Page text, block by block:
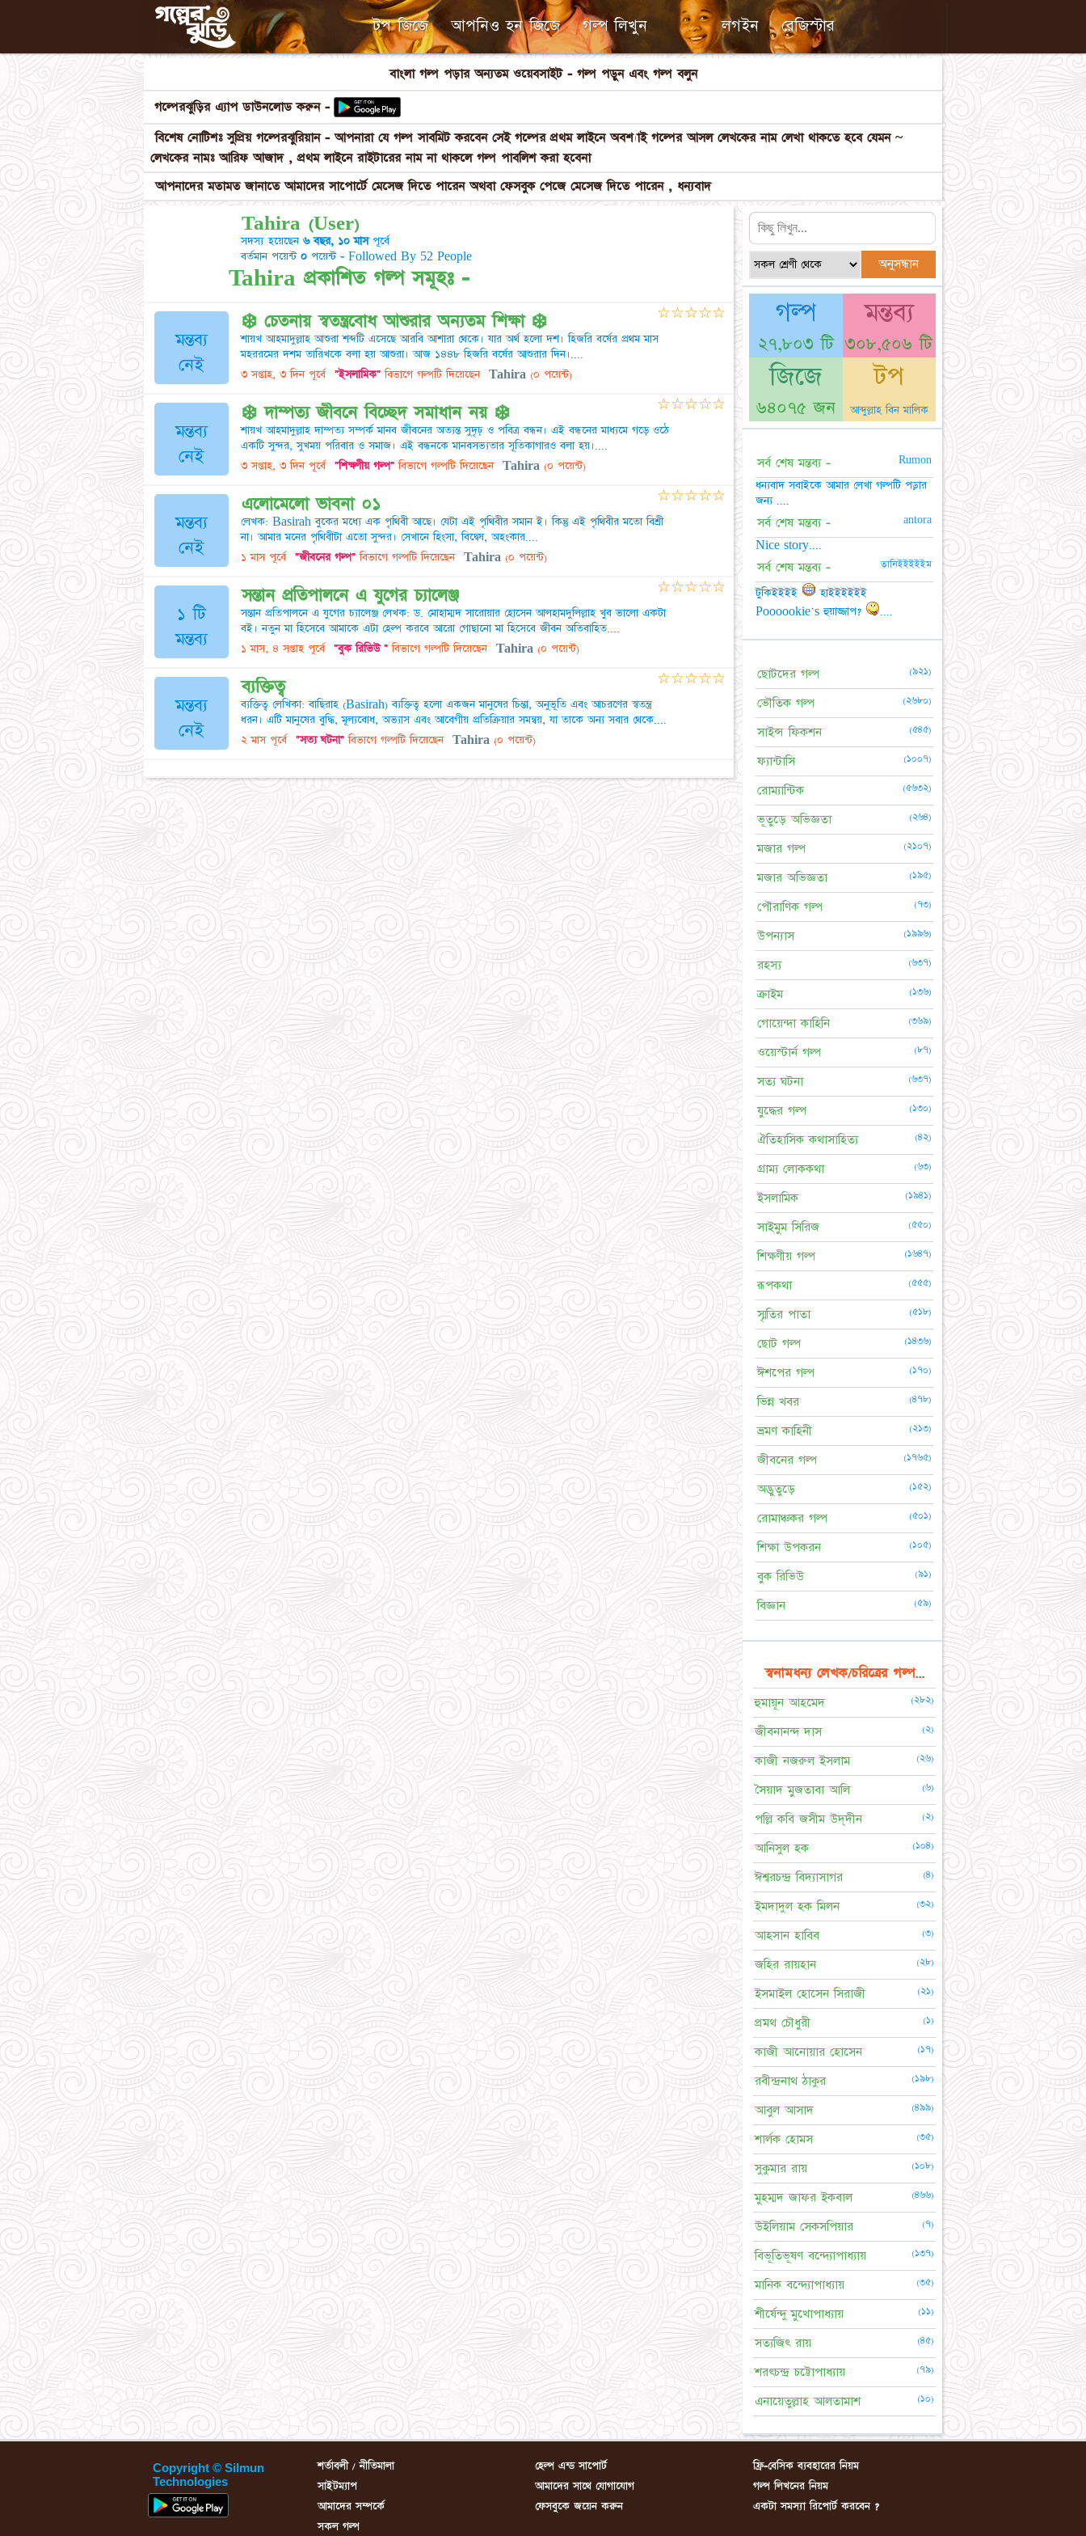
টপ জিজে আপনিও হন জিজে গল্প লিখুন লগইন রেজিস্টার
বাংলা গল্প পড়ার অন্যতম ওয়েবসাইট - গল্প পড়ুন এবং গল্প বলুন
গল্পেরঝুড়ির এ্যাপ ডাউনলোড করুন -
বিশেষ নোটিশঃ সুপ্রিয় গল্পেরঝুরিয়ান - আপনারা যে গল্প সাবমিট করবেন সেই গল্পের প্রথম লাইনে অবশ্যাই গল্পের আসল লেখকের নাম লেখা থাকতে হবে যেমন ~
লেখকের নামঃ আরিফ আজাদ , প্রথম লাইনে রাইটারের নাম না থাকলে গল্প পাবলিশ করা হবেনা
আপনাদের মতামত জানাতে আমাদের সাপোর্টে মেসেজ দিতে পারেন অথবা ফেসবুক পেজে মেসেজ দিতে পারেন , ধন্যবাদ
Tahira (User)
সদস্য হয়েছেন ৬ বছর, ১০ মাসপূর্বে
বর্তমান পয়েন্ট ০পয়েন্ট - Followed By 52 People
Tahira প্রকাশিত গল্প সমূহঃ -
মন্তব্য
নেই
❄️ চেতনায় স্বতন্ত্রবোধ আশুরার অন্যতম শিক্ষা ❄️
শায়খ আহমাদুল্লাহ আশুরা শব্দটি এসেছে আরবি আশারা থেকে। যার অর্থ হলো দশ। হিজরি বর্ষের প্রথম মাস
মহররমের দশম তারিখকে বলা হয় আশুরা। আজ ১৪৪৮ হিজরি বর্ষের আশুরার দিন।....
৩ সপ্তাহ, ৩ দিন পূর্বে "ইসলামিক"বিভাগে গল্পটি দিয়েছেন Tahira(০ পয়েন্ট)
☆☆☆☆☆
মন্তব্য
নেই
❄️ দাম্পত্য জীবনে বিচ্ছেদ সমাধান নয় ❄️
শায়খ আহমাদুল্লাহ দাম্পত্য সম্পর্ক মানব জীবনের অত্যন্ত সুদৃঢ় ও পবিত্র বন্ধন। এই বন্ধনের মাধ্যমে গড়ে ওঠে
একটি সুন্দর, সুখময় পরিবার ও সমাজ। এই বন্ধনকে মানবসভ্যতার সূতিকাগারও বলা হয়।....
৩ সপ্তাহ, ৩ দিন পূর্বে "শিক্ষণীয় গল্প"বিভাগে গল্পটি দিয়েছেন Tahira(০ পয়েন্ট)
☆☆☆☆☆
মন্তব্য
নেই
এলোমেলো ভাবনা ০১
লেখক: Basirah বুকের মধ্যে এক পৃথিবী আছে। যেটা এই পৃথিবীর সমান ই। কিন্তু এই পৃথিবীর মতো বিশ্রী
না। আমার মনের পৃথিবীটা এতো সুন্দর। সেখানে হিংসা, বিদ্বেষ, অহংকার....
১ মাস পূর্বে "জীবনের গল্প"বিভাগে গল্পটি দিয়েছেন Tahira(০ পয়েন্ট)
☆☆☆☆☆
১ টি
মন্তব্য
সন্তান প্রতিপালনে এ যুগের চ্যালেঞ্জ
সন্তান প্রতিপালনে এ যুগের চ্যালেঞ্জ লেখক: ড. মোহাম্মদ সারোয়ার হোসেন আলহামদুলিল্লাহ খুব ভালো একটা
বই। নতুন মা হিসেবে আমাকে এটা হেল্প করবে আরো গোছানো মা হিসেবে জীবন অতিবাহিত....
১ মাস, ৪ সপ্তাহ পূর্বে "বুক রিভিউ "বিভাগে গল্পটি দিয়েছেন Tahira(০ পয়েন্ট)
☆☆☆☆☆
মন্তব্য
নেই
ব্যক্তিত্ব
ব্যক্তিত্ব লেখিকা: বাছিরাহ (Basirah) ব্যক্তিত্ব হলো একজন মানুষের চিন্তা, অনুভূতি এবং আচরণের স্বতন্ত্র
ধরন। এটি মানুষের বুদ্ধি, মূল্যবোধ, অভ্যাস এবং আবেগীয় প্রতিক্রিয়ার সমন্বয়, যা তাকে অন্য সবার থেকে....
২ মাস পূর্বে "সত্য ঘটনা"বিভাগে গল্পটি দিয়েছেন Tahira(০ পয়েন্ট)
☆☆☆☆☆
গল্প
২৭,৮০৩ টি
মন্তব্য
৩০৮,৫০৬ টি
জিজে
৬৪০৭৫ জন
টপ
আব্দুল্লাহ বিন মালিক
সর্ব শেষ মন্তব্য - Rumon
ধন্যবাদ সবাইকে আমার লেখা গল্পটি পড়ার
জন্য ....
সর্ব শেষ মন্তব্য - antora
Nice story....
সর্ব শেষ মন্তব্য - তানিইইইইইম
টুকিইইইই
হাইইইইইই
Poooookie's হুয়াজ্জাপ?
....
ছোটদের গল্প (৯২১)
ভৌতিক গল্প (২৬৮০)
সাইন্স ফিকশন (৫৪৫)
ফ্যান্টাসি (১০০৭)
রোম্যান্টিক (৫৬৩২)
ভূতুড়ে অভিজ্ঞতা (২৬৪)
মজার গল্প (২১০৭)
মজার অভিজ্ঞতা (১৯৫)
পৌরাণিক গল্প (৭৩)
উপন্যাস (১৯৯৬)
রহস্য (৬৩৭)
ক্রাইম (১৩৬)
গোয়েন্দা কাহিনি (৩৬৯)
ওয়েস্টার্ন গল্প (৮৭)
সত্য ঘটনা (৬৩৭)
যুদ্ধের গল্প (১৩০)
ঐতিহাসিক কথাসাহিত্য (৪২)
গ্রাম্য লোককথা (৬৩)
ইসলামিক (১৯৪১)
সাইমুম সিরিজ (৫৫০)
শিক্ষণীয় গল্প (১৬৪৭)
রূপকথা (৫৫৫)
স্মৃতির পাতা (৫১৮)
ছোট গল্প (১৪৩৬)
ঈশপের গল্প (১৭০)
ভিন্ন খবর (৪৭৮)
ভ্রমণ কাহিনী (২১৩)
জীবনের গল্প (১৭৬৫)
অদ্ভুতুড়ে (১৫২)
রোমাঞ্চকর গল্প (৫০১)
শিক্ষা উপকরন (১০৫)
বুক রিভিউ (৯১)
বিজ্ঞান (৫৯)
স্বনামধন্য লেখক/চরিত্রের গল্প...
হুমায়ূন আহমেদ (২৮২)
জীবনানন্দ দাস (২)
কাজী নজরুল ইসলাম (২৬)
সৈয়াদ মুজতাবা আলি (৬)
পল্লি কবি জসীম উদ্‌দীন (২)
আনিসুল হক (১০৪)
ঈশ্বরচন্দ্র বিদ্যাসাগর (৪)
ইমদাদুল হক মিলন (৩২)
আহসান হাবিব (৩)
জহির রায়হান (২৮)
ইসমাইল হোসেন সিরাজী (২১)
প্রমথ চৌধুরী (১)
কাজী আনোয়ার হোসেন (১৭)
রবীন্দ্রনাথ ঠাকুর (১৯৮)
আবুল আসাদ (৪৯৯)
শার্লক হোমস (৩৫)
সুকুমার রায় (১০৮)
মুহম্মদ জাফর ইকবাল (৪৬৬)
উইলিয়াম সেকসপিয়ার (৭)
বিভূতিভূষণ বন্দ্যোপাধ্যায় (১৩৭)
মানিক বন্দ্যোপাধ্যায় (৩৫)
শীর্ষেন্দু মুখোপাধ্যায় (১১)
সত্যজিৎ রায় (৪৫)
শরৎচন্দ্র চট্টোপাধ্যায় (৭৯)
এনায়েতুল্লাহ আলতামাশ (১০)
Copyright © Silmun
Technologies
শর্তাবলী / নীতিমালা
সাইটম্যাপ
আমাদের সম্পর্কে
সকল গল্প
হেল্প এন্ড সাপোর্ট
আমাদের সাথে যোগাযোগ
ফেসবুকে জয়েন করুন
ফ্রি-বেসিক ব্যবহারের নিয়ম
গল্প লিখনের নিয়ম
একটা সমস্যা রিপোর্ট করবেন ?